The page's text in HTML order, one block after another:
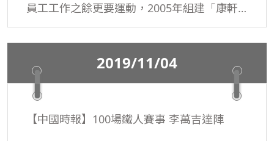
員工工作之餘更要運動，2005年組建「康軒
鐵人隊」，讓集團充滿活力及向心力，也是全
世界鐵人密度最高的企業。
2019/11/04
【中國時報】100場鐵人賽事 李萬吉達陣